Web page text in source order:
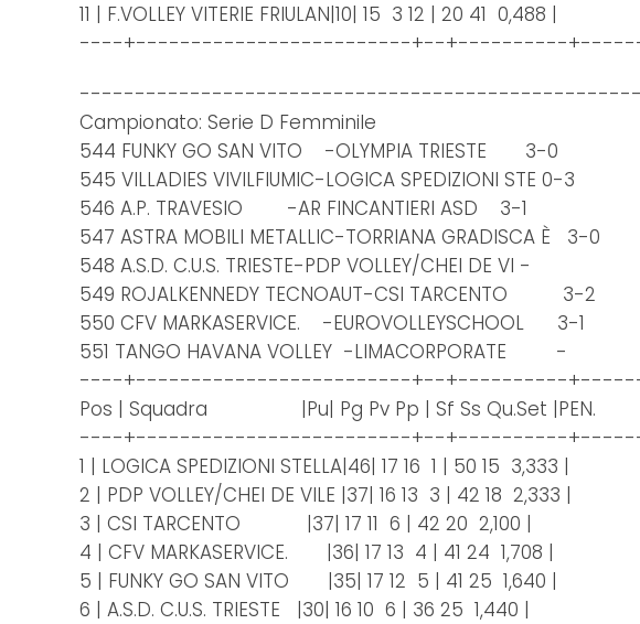
11 | F.VOLLEY VITERIE FRIULAN|10| 15 3 12 | 20 41 0,488 |
----+-------------------------+--+----------
Campionato: Serie D Femminile
544 FUNKY GO SAN VITO -OLYMPIA TRIESTE 3-0
545 VILLADIES VIVILFIUMIC-LOGICA SPEDIZIONI STE 0-3
546 A.P. TRAVESIO -AR FINCANTIERI ASD 3-1
547 ASTRA MOBILI METALLIC-TORRIANA GRADISCA È 3-0
548 A.S.D. C.U.S. TRIESTE-PDP VOLLEY/CHEI DE VI -
549 ROJALKENNEDY TECNOAUT-CSI TARCENTO 3-2
550 CFV MARKASERVICE. -EUROVOLLEYSCHOOL 3-1
551 TANGO HAVANA VOLLEY -LIMACORPORATE -
----+-------------------------+--+----------
Pos | Squadra |Pu| Pg Pv Pp | Sf Ss Qu.Set |PEN.
----+-------------------------+--+----------
1 | LOGICA SPEDIZIONI STELLA|46| 17 16 1 | 50 15 3,333 |
2 | PDP VOLLEY/CHEI DE VILE |37| 16 13 3 | 42 18 2,333 |
3 | CSI TARCENTO |37| 17 11 6 | 42 20 2,100 |
4 | CFV MARKASERVICE. |36| 17 13 4 | 41 24 1,708 |
5 | FUNKY GO SAN VITO |35| 17 12 5 | 41 25 1,640 |
6 | A.S.D. C.U.S. TRIESTE |30| 16 10 6 | 36 25 1,440 |